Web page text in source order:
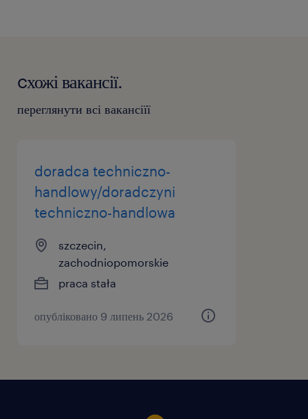
cхожі вакансії.
переглянути всі вакансіїї
doradca techniczno-
handlowy/doradczyni
techniczno-handlowa
szczecin,
zachodniopomorskie
praca stała
опубліковано 9 липень 2026